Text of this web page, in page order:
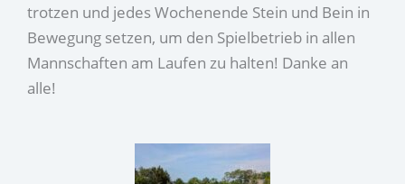
trotzen und jedes Wochenende Stein und Bein in
Bewegung setzen, um den Spielbetrieb in allen
Mannschaften am Laufen zu halten! Danke an
alle!